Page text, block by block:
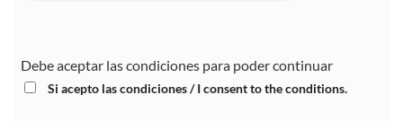
Debe aceptar las condiciones para poder continuar
Si acepto las condiciones / I consent to the conditions.